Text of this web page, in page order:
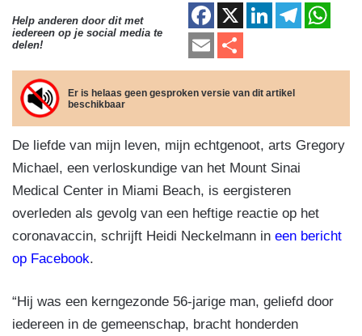
Help anderen door dit met
iedereen op je social media te
delen!
F
a
c
e
b
o
o
k
X
Li
k
e
dI
n
T
e
a
m
at
A
p
E
m
ail
el
e
n
Er is helaas geen gesproken versie van dit artikel
beschikbaar
De liefde van mijn leven, mijn echtgenoot, arts Gregory
Michael, een verloskundige van het Mount Sinai
Medical Center in Miami Beach, is eergisteren
overleden als gevolg van een heftige reactie op het
coronavaccin, schrijft Heidi Neckelmann in een bericht
op Facebook.
“Hij was een kerngezonde 56-jarige man, geliefd door
iedereen in de gemeenschap, bracht honderden